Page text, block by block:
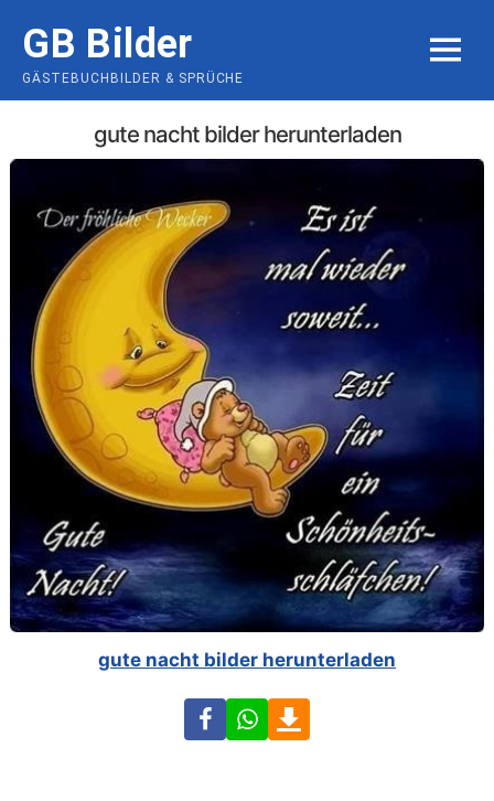
content
GB Bilder
GÄSTEBUCHBILDER & SPRÜCHE
MENU
gute nacht bilder herunterladen
gute nacht bilder herunterladen
FacebookWhatsApp